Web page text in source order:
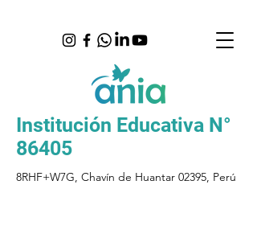
Institución Educativa N°
86405
8RHF+W7G, Chavín de Huantar 02395, Perú